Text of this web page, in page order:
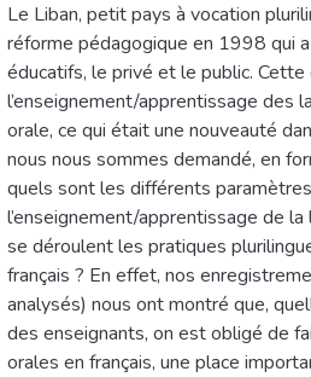
Le Liban, petit pays à vocation
réforme pédagogique en 1998 qui
éducatifs, le privé et le public. Cette
l’enseignement/apprentissage des
orale, ce qui était une nouveauté
nous nous sommes demandé, en
quels sont les différents
l’enseignement/apprentissage de
se déroulent les pratiques
français ? En effet, nos
analysés) nous ont montré que,
des enseignants, on est obligé de
orales en français, une place